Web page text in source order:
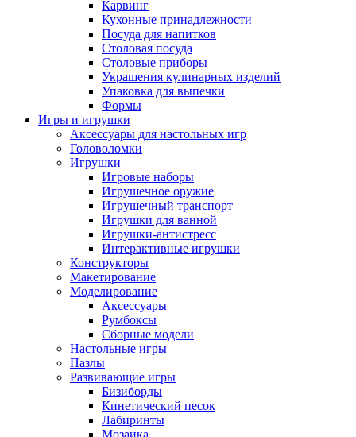
Карвинг
Кухонные принадлежности
Посуда для напитков
Столовая посуда
Столовые приборы
Украшения кулинарных изделий
Упаковка для выпечки
Формы
Игры и игрушки
Аксессуары для настольных игр
Головоломки
Игрушки
Игровые наборы
Игрушечное оружие
Игрушечный транспорт
Игрушки для ванной
Игрушки-антистресс
Интерактивные игрушки
Конструкторы
Макетирование
Моделирование
Аксессуары
Румбоксы
Сборные модели
Настольные игры
Пазлы
Развивающие игры
Бизиборды
Кинетический песок
Лабиринты
Мозаика